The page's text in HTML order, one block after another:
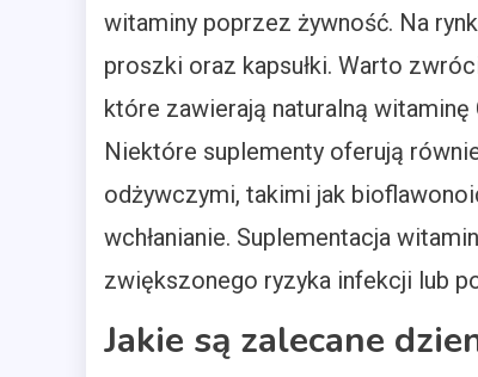
witaminy poprzez żywność. Na
proszki oraz kapsułki. Warto
które zawierają naturalną
Niektóre suplementy oferują
odżywczymi, takimi jak
wchłanianie. Suplementacja
zwiększonego ryzyka infekcji lub
Jakie są zalecane